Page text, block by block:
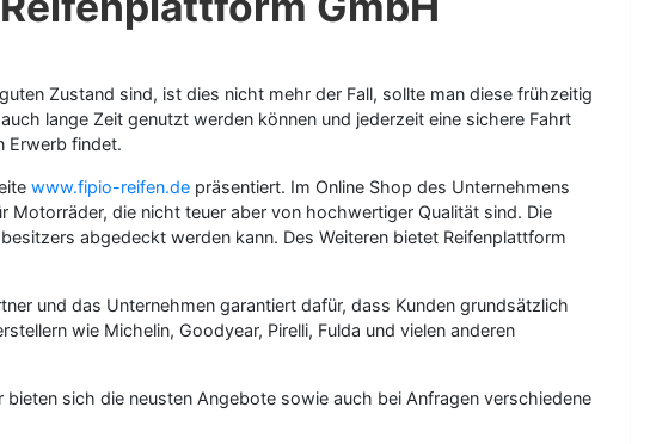
Zustand sind, ist dies nicht mehr der Fall, sollte man diese frühzeitig
lange Zeit genutzt werden können und jederzeit eine sichere Fahrt
Erwerb findet.
www.fipio-reifen.de präsentiert. Im Online Shop des Unternehmens
Motorräder, die nicht teuer aber von hochwertiger Qualität sind. Die
abgedeckt werden kann. Des Weiteren bietet Reifenplattform
und das Unternehmen garantiert dafür, dass Kunden grundsätzlich
wie Michelin, Goodyear, Pirelli, Fulda und vielen anderen
sich die neusten Angebote sowie auch bei Anfragen verschiedene